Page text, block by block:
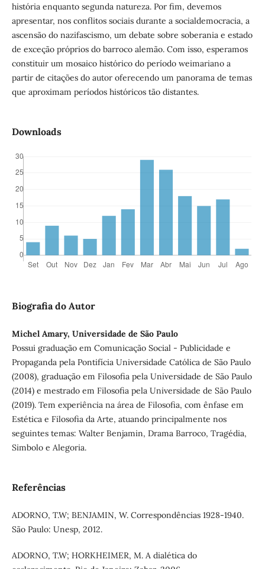
história enquanto segunda natureza. Por fim, devemos
apresentar, nos conflitos sociais durante a socialdemocracia, a
ascensão do nazifascismo, um debate sobre soberania e estado
de exceção próprios do barroco alemão. Com isso, esperamos
constituir um mosaico histórico do período weimariano a
partir de citações do autor oferecendo um panorama de temas
que aproximam períodos históricos tão distantes.
Downloads
Biografia do Autor
Michel Amary, Universidade de São Paulo
Possui graduação em Comunicação Social - Publicidade e
Propaganda pela Pontifícia Universidade Católica de São Paulo
(2008), graduação em Filosofia pela Universidade de São Paulo
(2014) e mestrado em Filosofia pela Universidade de São Paulo
(2019). Tem experiência na área de Filosofia, com ênfase em
Estética e Filosofia da Arte, atuando principalmente nos
seguintes temas: Walter Benjamin, Drama Barroco, Tragédia,
Simbolo e Alegoria.
Referências
ADORNO, T.W; BENJAMIN, W. Correspondências 1928-1940.
São Paulo: Unesp, 2012.
ADORNO, T.W; HORKHEIMER, M. A dialética do